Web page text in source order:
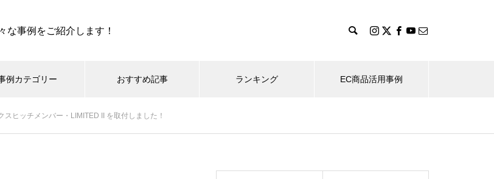
な事例をご紹介します！
例カテゴリー おすすめ記事 ランキング EC商品活用事例
祉用具 福祉車両 クルマ改造
背の低い女性の方に合わせて
おすすめ記事
スヒッチメンバー・LIMITED II を取付しました！